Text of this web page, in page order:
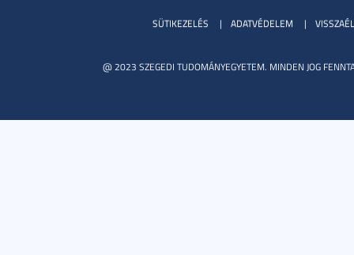
@ 2023 SZEGEDI TUDOMÁNYEGYETEM. MINDEN JOG
SÜTIKEZELÉS ADATVÉDELEM